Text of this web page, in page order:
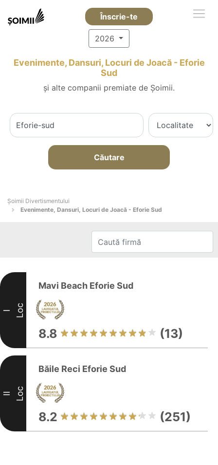
Înscrie-te
2026
Evenimente, Dansuri, Locuri de Joacă - Eforie
Sud
și alte companii premiate de Șoimii.
Căutare
Şoimii Divertismentului
Evenimente, Dansuri, Locuri de Joacă - Eforie Sud
I Loc
Mavi Beach Eforie Sud
8.8 (13)
II Loc
Băile Reci Eforie Sud
8.2 (251)